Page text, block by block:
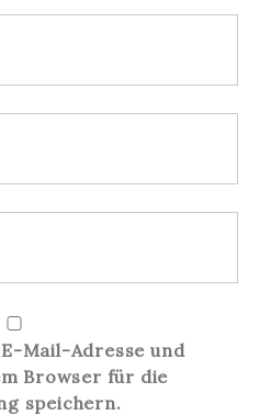
Mail-Adresse und
Browser für die
speichern.